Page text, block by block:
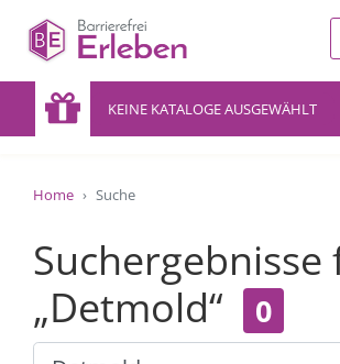
KEINE KATALOGE AUSGEWÄHLT
Home Suche
Suchergebnisse
„Detmold“
0